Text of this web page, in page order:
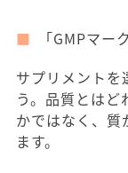
「GMPマー
サプリメントを
う。品質とはど
かではなく、質
ます。